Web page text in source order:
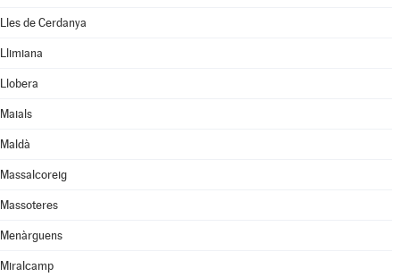
Lles de Cerdanya
Llimiana
Llobera
Maials
Maldà
Massalcoreig
Massoteres
Menàrguens
Miralcamp